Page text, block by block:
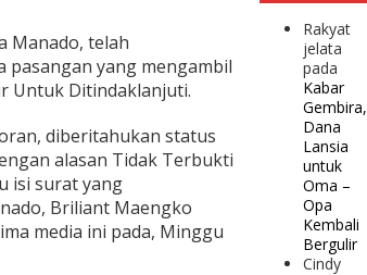
Manado, telah
yang mengambil
Untuk Ditindaklanjuti.
diberitahukan status
alasan Tidak Terbukti
isi surat yang
Briliant Maengko
media ini pada, Minggu
Rakyat
jelata
pada
Kabar
Gembira,
Dana
Lansia
untuk
Oma –
Opa
Kembali
Bergulir
Cindy